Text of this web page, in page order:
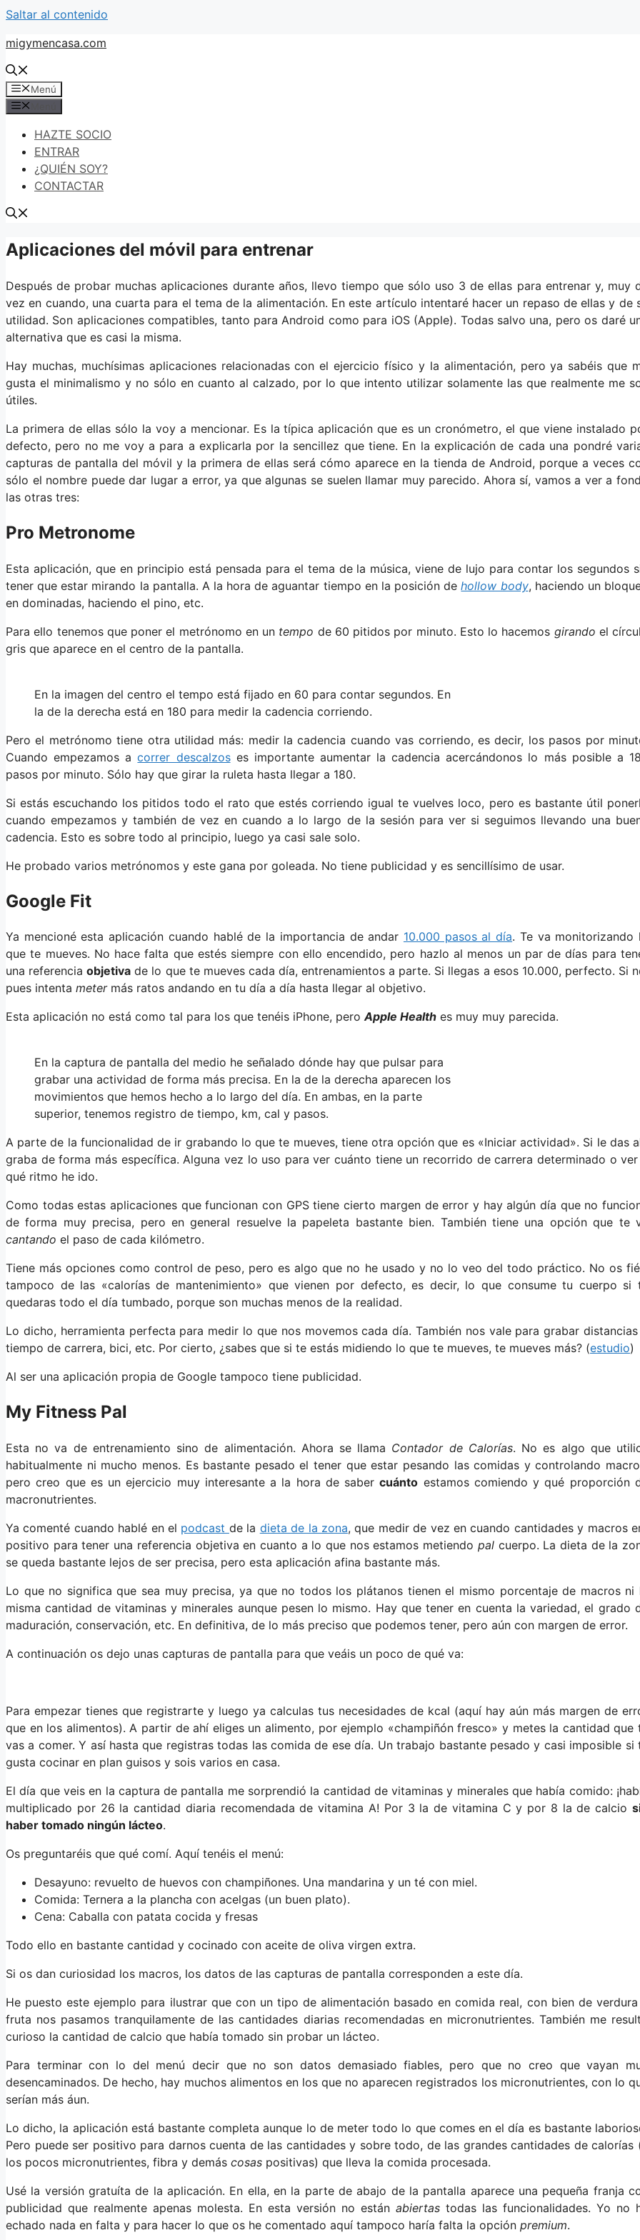
Saltar al contenido
migymencasa.com
Menú
HAZTE SOCIO
ENTRAR
¿QUIÉN SOY?
CONTACTAR
Aplicaciones del móvil para entrenar
Después de probar muchas aplicaciones durante años, llevo tiempo que sólo uso 3 de ellas para entrenar y, muy
vez en cuando, una cuarta para el tema de la alimentación. En este artículo intentaré hacer un repaso de ellas y de
utilidad. Son aplicaciones compatibles, tanto para Android como para iOS (Apple). Todas salvo una, pero os daré
alternativa que es casi la misma.
Hay muchas, muchísimas aplicaciones relacionadas con el ejercicio físico y la alimentación, pero ya sabéis que
gusta el minimalismo y no sólo en cuanto al calzado, por lo que intento utilizar solamente las que realmente me
útiles.
La primera de ellas sólo la voy a mencionar. Es la típica aplicación que es un cronómetro, el que viene instalado
defecto, pero no me voy a para a explicarla por la sencillez que tiene. En la explicación de cada una pondré
capturas de pantalla del móvil y la primera de ellas será cómo aparece en la tienda de Android, porque a veces
sólo el nombre puede dar lugar a error, ya que algunas se suelen llamar muy parecido. Ahora sí, vamos a ver a
las otras tres:
Pro Metronome
Esta aplicación, que en principio está pensada para el tema de la música, viene de lujo para contar los segundos
tener que estar mirando la pantalla. A la hora de aguantar tiempo en la posición dehollow body, haciendo un
en dominadas, haciendo el pino, etc.
Para ello tenemos que poner el metrónomo en un tempo de 60 pitidos por minuto. Esto lo hacemos girando el
gris que aparece en el centro de la pantalla.
En la imagen del centro el tempo está fijado en 60 para contar segundos. En
la de la derecha está en 180 para medir la cadencia corriendo.
Pero el metrónomo tiene otra utilidad más: medir la cadencia cuando vas corriendo, es decir, los pasos por
Cuando empezamos acorrer descalzoses importante aumentar la cadencia acercándonos lo más posible a
pasos por minuto. Sólo hay que girar la ruleta hasta llegar a 180.
Si estás escuchando los pitidos todo el rato que estés corriendo igual te vuelves loco, pero es bastante útil
cuando empezamos y también de vez en cuando a lo largo de la sesión para ver si seguimos llevando una
cadencia. Esto es sobre todo al principio, luego ya casi sale solo.
He probado varios metrónomos y este gana por goleada. No tiene publicidad y es sencillísimo de usar.
Google Fit
Ya mencioné esta aplicación cuando hablé de la importancia de andar 10.000 pasos al día. Te va monitorizando
que te mueves. No hace falta que estés siempre con ello encendido, pero hazlo al menos un par de días para
una referenciaobjetiva de lo que te mueves cada día, entrenamientos a parte. Si llegas a esos 10.000, perfecto. Si
pues intenta metermás ratos andando en tu día a día hasta llegar al objetivo.
Esta aplicación no está como tal para los que tenéis iPhone, peroApple Health es muy muy parecida.
En la captura de pantalla del medio he señalado dónde hay que pulsar para
grabar una actividad de forma más precisa. En la de la derecha aparecen los
movimientos que hemos hecho a lo largo del día. En ambas, en la parte
superior, tenemos registro de tiempo, km, cal y pasos.
A parte de la funcionalidad de ir grabando lo que te mueves, tiene otra opción que es «Iniciar actividad». Si le das
graba de forma más específica. Alguna vez lo uso para ver cuánto tiene un recorrido de carrera determinado o ver
qué ritmo he ido.
Como todas estas aplicaciones que funcionan con GPS tiene cierto margen de error y hay algún día que no
de forma muy precisa, pero en general resuelve la papeleta bastante bien. También tiene una opción que te
cantando el paso de cada kilómetro.
Tiene más opciones como control de peso, pero es algo que no he usado y no lo veo del todo práctico. No os
tampoco de las «calorías de mantenimiento» que vienen por defecto, es decir, lo que consume tu cuerpo si
quedaras todo el día tumbado, porque son muchas menos de la realidad.
Lo dicho, herramienta perfecta para medir lo que nos movemos cada día. También nos vale para grabar
tiempo de carrera, bici, etc. Por cierto, ¿sabes que si te estás midiendo lo que te mueves, te mueves más? (estudio)
Al ser una aplicación propia de Google tampoco tiene publicidad.
My Fitness Pal
Esta no va de entrenamiento sino de alimentación. Ahora se llama Contador de Calorías. No es algo que
habitualmente ni mucho menos. Es bastante pesado el tener que estar pesando las comidas y controlando
pero creo que es un ejercicio muy interesante a la hora de sabercuánto estamos comiendo y qué proporción
macronutrientes.
Ya comenté cuando hablé en el podcast de la dieta de la zona, que medir de vez en cuando cantidades y macros
positivo para tener una referencia objetiva en cuanto a lo que nos estamos metiendo palcuerpo. La dieta de la
se queda bastante lejos de ser precisa, pero esta aplicación afina bastante más.
Lo que no significa que sea muy precisa, ya que no todos los plátanos tienen el mismo porcentaje de macros ni
misma cantidad de vitaminas y minerales aunque pesen lo mismo. Hay que tener en cuenta la variedad, el grado
maduración, conservación, etc. En definitiva, de lo más preciso que podemos tener, pero aún con margen de error.
A continuación os dejo unas capturas de pantalla para que veáis un poco de qué va:
Para empezar tienes que registrarte y luego ya calculas tus necesidades de kcal (aquí hay aún más margen de
que en los alimentos). A partir de ahí eliges un alimento, por ejemplo «champiñón fresco» y metes la cantidad que
vas a comer. Y así hasta que registras todas las comida de ese día. Un trabajo bastante pesado y casi imposible si
gusta cocinar en plan guisos y sois varios en casa.
El día que veis en la captura de pantalla me sorprendió la cantidad de vitaminas y minerales que había comido:
multiplicado por 26 la cantidad diaria recomendada de vitamina A! Por 3 la de vitamina C y por 8 la de calcio
haber tomado ningún lácteo.
Os preguntaréis que qué comí. Aquí tenéis el menú:
Desayuno: revuelto de huevos con champiñones. Una mandarina y un té con miel.
Comida: Ternera a la plancha con acelgas (un buen plato).
Cena: Caballa con patata cocida y fresas
Todo ello en bastante cantidad y cocinado con aceite de oliva virgen extra.
Si os dan curiosidad los macros, los datos de las capturas de pantalla corresponden a este día.
He puesto este ejemplo para ilustrar que con un tipo de alimentación basado en comida real, con bien de
fruta nos pasamos tranquilamente de las cantidades diarias recomendadas en micronutrientes. También me
curioso la cantidad de calcio que había tomado sin probar un lácteo.
Para terminar con lo del menú decir que no son datos demasiado fiables, pero que no creo que vayan
desencaminados. De hecho, hay muchos alimentos en los que no aparecen registrados los micronutrientes, con lo
serían más áun.
Lo dicho, la aplicación está bastante completa aunque lo de meter todo lo que comes en el día es bastante
Pero puede ser positivo para darnos cuenta de las cantidades y sobre todo, de las grandes cantidades de calorías
los pocos micronutrientes, fibra y demás cosas positivas) que lleva la comida procesada.
Usé la versión gratuíta de la aplicación. En ella, en la parte de abajo de la pantalla aparece una pequeña franja
publicidad que realmente apenas molesta. En esta versión no están abiertas todas las funcionalidades. Yo no
echado nada en falta y para hacer lo que os he comentado aquí tampoco haría falta la opción premium.